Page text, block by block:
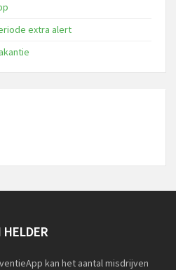
extra alert
kan het aantal misdrijven